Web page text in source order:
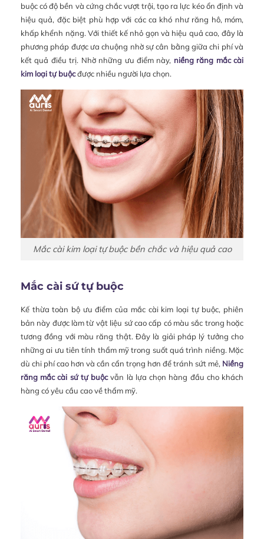
buộc có độ bền và cứng chắc vượt trội, tạo ra lực kéo ổn định và
hiệu quả, đặc biệt phù hợp với các ca khó như răng hô, móm,
khấp khểnh nặng. Với thiết kế nhỏ gọn và hiệu quả cao, đây là
phương pháp được ưa chuộng nhờ sự cân bằng giữa chi phí và
kết quả điều trị. Nhờ những ưu điểm này, niềng răng mắc cài
kim loại tự buộcđược nhiều người lựa chọn.
Mắc cài kim loại tự buộc bền chắc và hiệu quả cao
Mắc cài sứ tự buộc
Kế thừa toàn bộ ưu điểm của mắc cài kim loại tự buộc, phiên
bản này được làm từ vật liệu sứ cao cấp có màu sắc trong hoặc
tương đồng với màu răng thật. Đây là giải pháp lý tưởng cho
những ai ưu tiên tính thẩm mỹ trong suốt quá trình niềng. Mặc
dù chi phí cao hơn và cần cẩn trọng hơn để tránh sứt mẻ, Niềng
răng mắc cài sứ tự buộcvẫn là lựa chọn hàng đầu cho khách
hàng có yêu cầu cao về thẩm mỹ.